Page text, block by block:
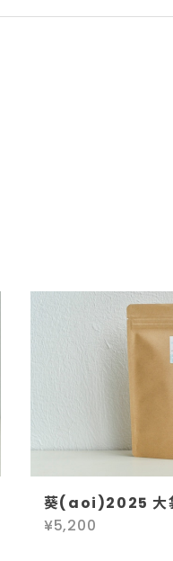
ていただき、とても嬉しいです
葵(aoi)2025 大袋
¥5,200